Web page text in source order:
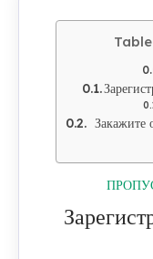
Закажите